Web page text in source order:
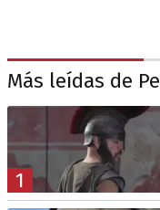
Más leídas de
1